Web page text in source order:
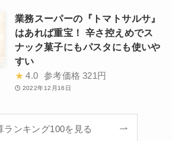
業務スーパーの『トマトサルサ』
はあれば重宝！ 辛さ控えめでス
ナック菓子にもパスタにも使いや
すい
★ 4.0 参考価格 321円
2022年12月16日
ランキング100を見る